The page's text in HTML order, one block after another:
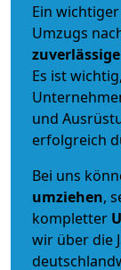
Ein
Umzugs
Es ist
und
erfolgreich
Bei uns
umziehen,
kompletter
wir über die